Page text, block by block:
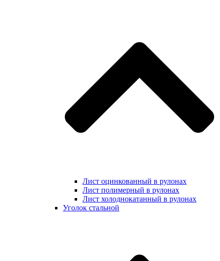
Лист оцинкованный в рулонах
Лист полимерный в рулонах
Лист холоднокатанный в рулонах
Уголок стальной